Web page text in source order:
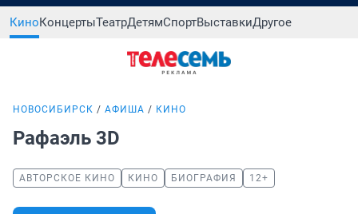
КиноКонцертыТеатрДетямСпортВыставкиДругое
НОВОСИБИРСК АФИША КИНО
Рафаэль 3D
АВТОРСКОЕ КИНО КИНО БИОГРАФИЯ 12+